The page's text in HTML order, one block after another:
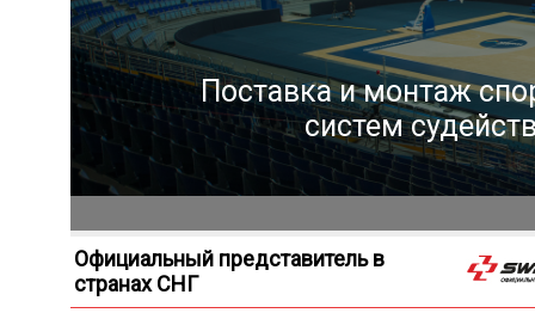
Поставка и монтаж
систем
Официальный представитель в
странах СНГ